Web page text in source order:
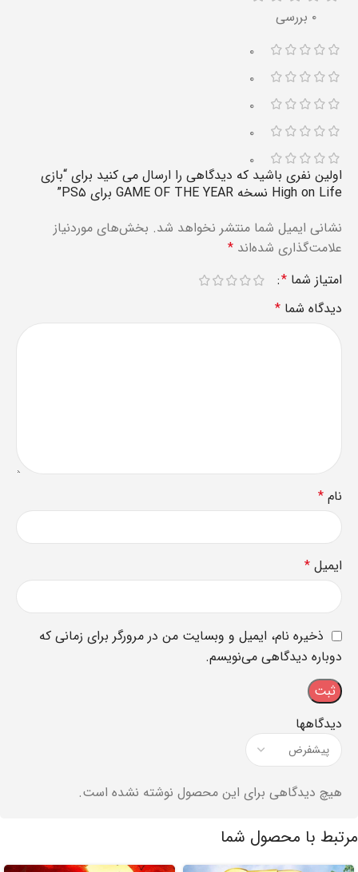
۰ بررسی
۰
۰
۰
۰
۰
دیدگاهها
هیچ دیدگاهی برای این محصول نوشته نشده است.
اولین نفری باشید که دیدگاهی را ارسال می کنید برای “بازی
High on Life نسخه GAME OF THE YEAR برای PS۵”
نشانی ایمیل شما منتشر نخواهد شد. بخش‌های موردنیاز
علامت‌گذاری شده‌اند *
امتیاز شما *
دیدگاه شما *
نام *
ایمیل *
ذخیره نام، ایمیل و وبسایت من در مرورگر برای زمانی که
دوباره دیدگاهی می‌نویسم.
مرتبط با محصول شما